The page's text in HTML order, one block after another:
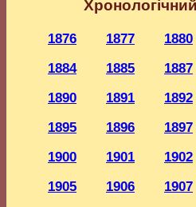
1876 1877 1880
1884
1885 1887
1890
1891 1892
1895
1896 1897
1900
1901 1902
1905
1906 1907